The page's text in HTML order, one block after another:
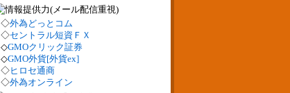
◇外為どっとコム
◇セントラル短資ＦＸ
◇GMOクリック証券
◇GMO外貨[外貨ex]
◇ヒロセ通商
◇外為オンライン